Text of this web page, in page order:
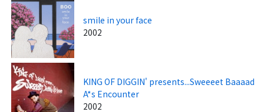
smile in your face
2002
KING OF DIGGIN' presents...Sweeeet Baaaad
A*s Encounter
2002